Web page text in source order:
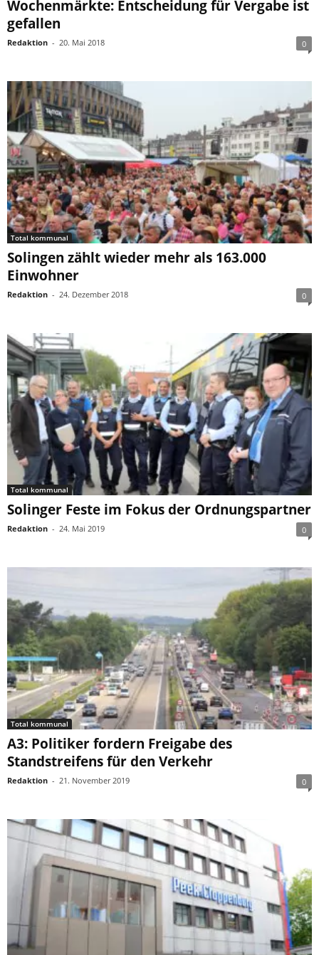
Wochenmärkte: Entscheidung für Vergabe ist
gefallen
Redaktion - 20. Mai 2018 0
Total kommunal
Solingen zählt wieder mehr als 163.000
Einwohner
Redaktion - 24. Dezember 2018 0
Total kommunal
Solinger Feste im Fokus der Ordnungspartner
Redaktion - 24. Mai 2019 0
Total kommunal
A3: Politiker fordern Freigabe des
Standstreifens für den Verkehr
Redaktion - 21. November 2019 0